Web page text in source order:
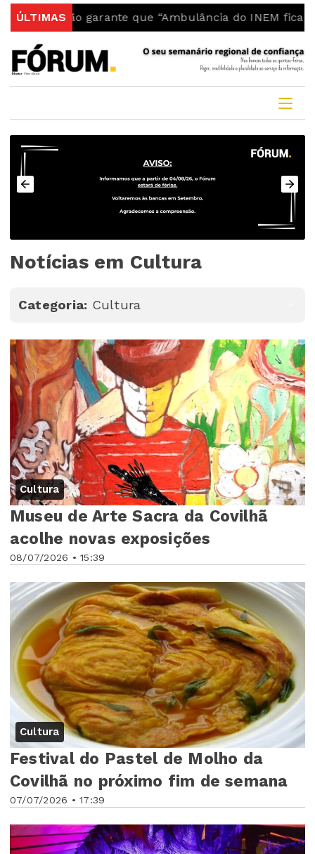
ÚLTIMAS
garante que “Ambulância do INEM fica no concelho”
Notícias em Cultura
Categoria: Cultura
Cultura
08/07/2026 • 15:39
Museu de Arte Sacra da Covilhã
acolhe novas exposições
Cultura
07/07/2026 • 17:39
Festival do Pastel de Molho da
Covilhã no próximo fim de semana